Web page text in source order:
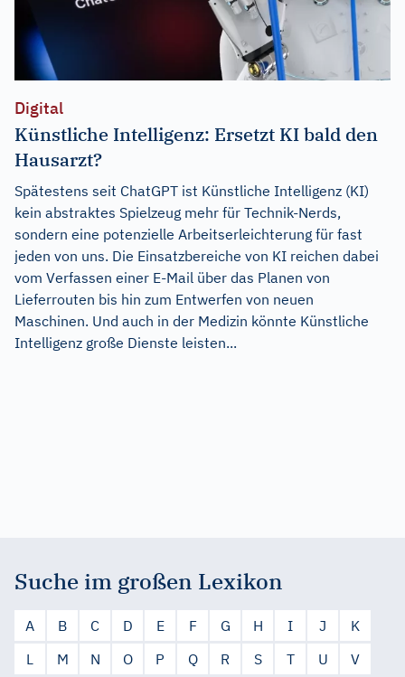
Digital
Künstliche Intelligenz: Ersetzt KI bald den
Hausarzt?
Spätestens seit ChatGPT ist Künstliche Intelligenz (KI)
kein abstraktes Spielzeug mehr für Technik-Nerds,
sondern eine potenzielle Arbeitserleichterung für fast
jeden von uns. Die Einsatzbereiche von KI reichen dabei
vom Verfassen einer E-Mail über das Planen von
Lieferrouten bis hin zum Entwerfen von neuen
Maschinen. Und auch in der Medizin könnte Künstliche
Intelligenz große Dienste leisten...
Suche im großen Lexikon
A B C D E F G H I J
K
L
M N O P Q R S T U
V